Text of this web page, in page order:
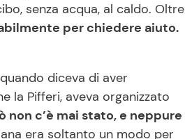
senza acqua, al caldo. Oltre
per chiedere aiuto.
diceva di aver
la Pifferi, aveva organizzato
non c’è mai stato, e neppure
era soltanto un modo per